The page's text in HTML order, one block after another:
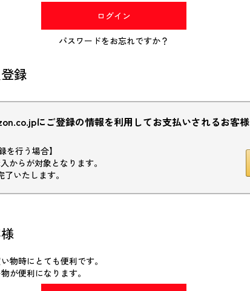
ログイン
パスワードをお忘れですか？
録
にご登録の情報を利用してお支払いされるお客様
を行う場合】
からが対象となります。
いたします。
物時にとても便利です。
が便利になります。